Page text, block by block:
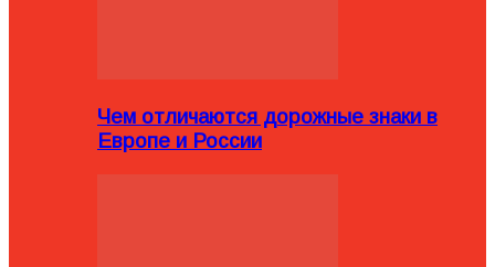
Чем отличаются дорожные знаки в
Европе и России